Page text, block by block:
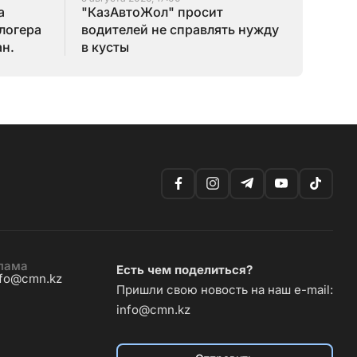
"КазАвтоЖол" просит
водителей не справлять нужду
в кусты
Есть чем поделиться?
Пришли свою новость на наш e-mail:
info@cmn.kz